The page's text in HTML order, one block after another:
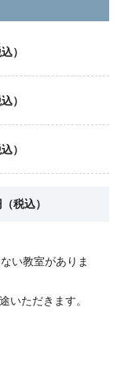
）
）
）
税込）
い教室がありま
いただきます。